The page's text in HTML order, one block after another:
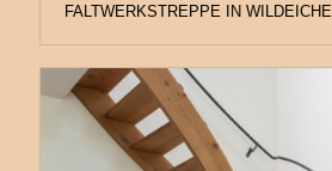
FALTWERKSTREPPE IN WILDEICHE